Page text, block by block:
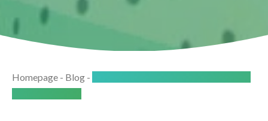
Homepage - Blog -